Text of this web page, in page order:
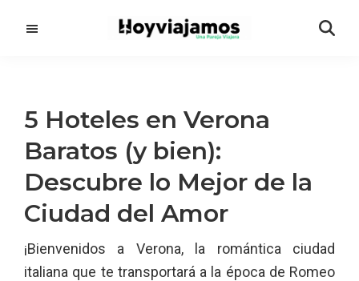
principal
5 Hoteles en Verona
Baratos (y bien):
Descubre lo Mejor de la
Ciudad del Amor
¡Bienvenidos a Verona, la romántica ciudad
italiana que te transportará a la época de Romeo